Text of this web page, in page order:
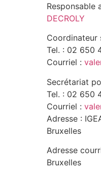
Responsable
DECROLY
Coordinateur
Tel. : 02 650
Courriel :
Secrétariat
Tel. : 02 650
Courriel :
Adresse :
Bruxelles
Adresse
Bruxelles